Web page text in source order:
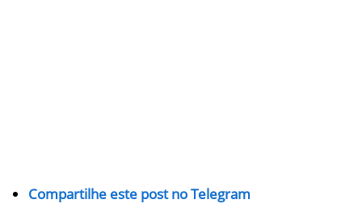
Compartilhe este post no Telegram